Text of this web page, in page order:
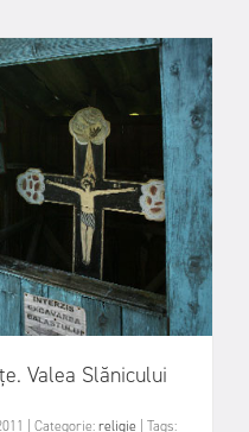
Valea Slănicului
Categorie:religie
Tags: